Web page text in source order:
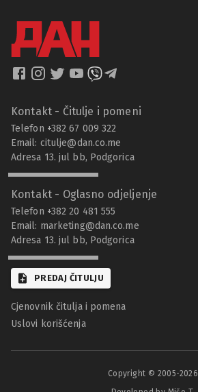
Kontakt - Čitulje i pomeni
Telefon +382 67 009 322
Email: citulje@dan.co.me
Adresa 13. jul bb, Podgorica
Kontakt - Oglasno odjeljenje
Telefon +382 20 481 555
Email: marketing@dan.co.me
Adresa 13. jul bb, Podgorica
PREDAJ ČITULJU
Cjenovnik čitulja i pomena
Uslovi korišćenja
Copyright © 2005-2026